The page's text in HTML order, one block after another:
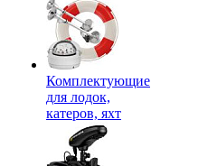
Комплектующие
для лодок,
катеров, яхт